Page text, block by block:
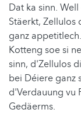
Dat ka sinn.
Stäerkt, Zellulos
ganz
Kotteng soe si
sinn, d'Zellulos
bei Déiere ganz
d'Verdauung vu
Gedäerms.